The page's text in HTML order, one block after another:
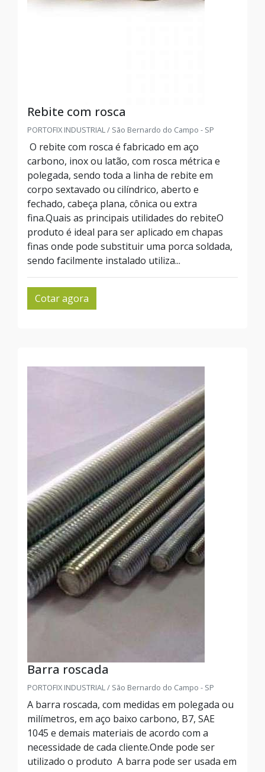
Rebite com rosca
PORTOFIX INDUSTRIAL / São Bernardo do Campo - SP
O rebite com rosca é fabricado em aço
carbono, inox ou latão, com rosca métrica e
polegada, sendo toda a linha de rebite em
corpo sextavado ou cilíndrico, aberto e
fechado, cabeça plana, cônica ou extra
fina.Quais as principais utilidades do rebiteO
produto é ideal para ser aplicado em chapas
finas onde pode substituir uma porca soldada,
sendo facilmente instalado utiliza...
Cotar agora
Barra roscada
PORTOFIX INDUSTRIAL / São Bernardo do Campo - SP
A barra roscada, com medidas em polegada ou
milímetros, em aço baixo carbono, B7, SAE
1045 e demais materiais de acordo com a
necessidade de cada cliente.Onde pode ser
utilizado o produto A barra pode ser usada em